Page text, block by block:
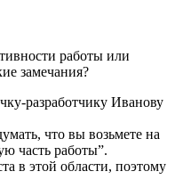
работы или
замечания?
разработчику Иванову
что вы возьмете на
часть работы”.
в этой области, поэтому